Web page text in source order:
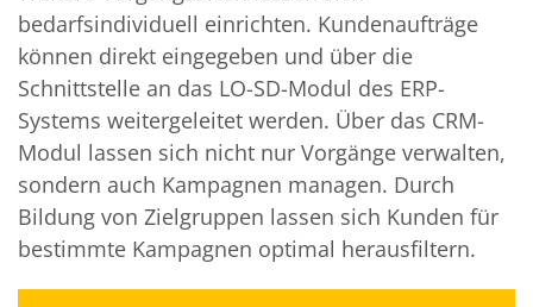
bedarfsindividuell einrichten. Kundenaufträge
können direkt eingegeben und über die
Schnittstelle an das LO-SD-Modul des ERP-
Systems weitergeleitet werden. Über das CRM-
Modul lassen sich nicht nur Vorgänge verwalten,
sondern auch Kampagnen managen. Durch
Bildung von Zielgruppen lassen sich Kunden für
bestimmte Kampagnen optimal herausfiltern.